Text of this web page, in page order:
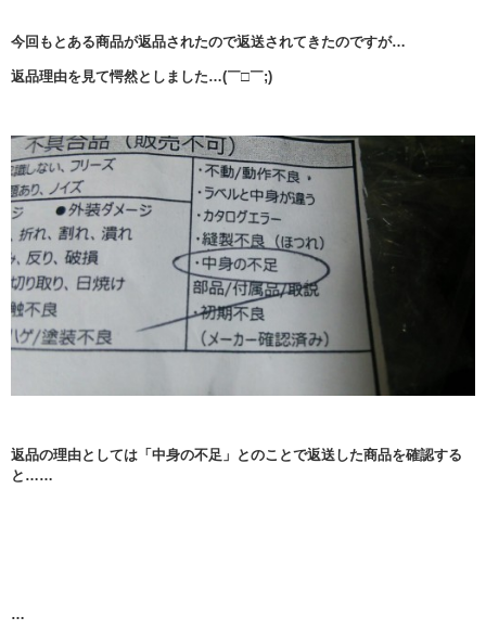
今回もとある商品が返品されたので返送されてきたのですが…
返品理由を見て愕然としました…(￣□￣;)
返品の理由としては「中身の不足」とのことで返送した商品を確認する
と……
…